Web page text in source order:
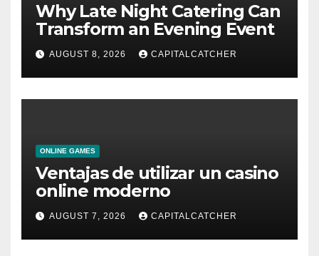
Why Late Night Catering Can
Transform an Evening Event
AUGUST 8, 2026 CAPITALCATCHER
ONLINE GAMES
Ventajas de utilizar un casino
online moderno
AUGUST 7, 2026 CAPITALCATCHER